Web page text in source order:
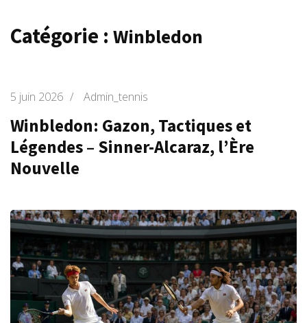
Catégorie : Winbledon
5 juin 2026 / Admin_tennis
Winbledon: Gazon, Tactiques et
Légendes – Sinner-Alcaraz, l’Ère
Nouvelle